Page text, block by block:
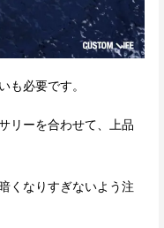
も必要です。
リーを合わせて、上品
くなりすぎないよう注